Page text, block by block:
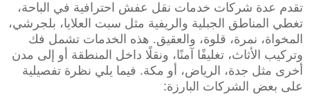
تقدم عدة شركات خدمات نقل عفش احترافية في الباحة،
تغطي المناطق الجبلية والريفية مثل سبت العلايا، بلجرشي،
المخواة، نمرة، قلوة، والعقيق. هذه الخدمات تشمل فك
وتركيب الأثاث، تغليفًا آمنًا، ونقلًا داخل المنطقة أو إلى مدن
أخرى مثل جدة، الرياض، أو مكة. فيما يلي نظرة تفصيلية
على بعض الشركات البارزة: